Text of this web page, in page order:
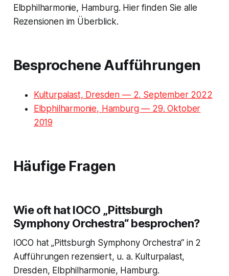
Elbphilharmonie, Hamburg. Hier finden Sie alle
Rezensionen im Überblick.
Besprochene Aufführungen
Kulturpalast, Dresden — 2. September 2022
Elbphilharmonie, Hamburg — 29. Oktober
2019
Häufige Fragen
Wie oft hat IOCO „Pittsburgh
Symphony Orchestra“ besprochen?
IOCO hat „Pittsburgh Symphony Orchestra“ in 2
Aufführungen rezensiert, u. a. Kulturpalast,
Dresden, Elbphilharmonie, Hamburg.